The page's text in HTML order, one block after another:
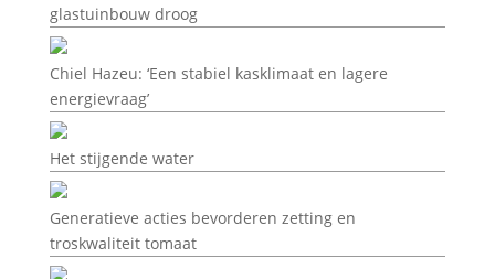
glastuinbouw droog
Chiel Hazeu: ‘Een stabiel kasklimaat en lagere
energievraag’
Het stijgende water
Generatieve acties bevorderen zetting en
troskwaliteit tomaat